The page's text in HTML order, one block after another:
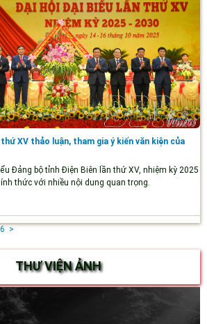
XV thảo luận, tham gia ý kiến văn kiện của
Đảng bộ tỉnh Điện Biên lần thứ XV, nhiệm kỳ 2025
thức với nhiều nội dung quan trọng.
6 >
THƯ VIỆN ẢNH